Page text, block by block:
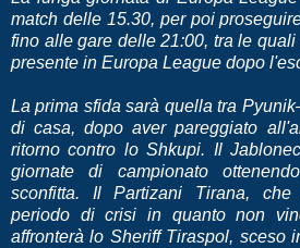
match delle 15.30, per poi
fino alle gare delle 21:00, tra le
presente in Europa League dopo
La prima sfida sarà quella tra
di casa, dopo aver pareggiato
ritorno contro lo Shkupi. Il
giornate di campionato
sconfitta. Il Partizani Tirana, che
periodo di crisi in quanto non
affronterà lo Sheriff Tiraspol, sceso